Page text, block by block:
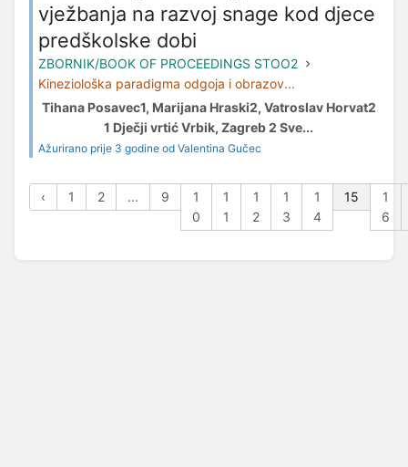
vježbanja na razvoj snage kod djece
predškolske dobi
ZBORNIK/BOOK OF PROCEEDINGS STOO2
Kineziološka paradigma odgoja i obrazov...
Tihana Posavec1, Marijana Hraski2, Vatroslav Horvat2
1 Dječji vrtić Vrbik, Zagreb 2 Sve...
Ažurirano prije 3 godine od Valentina Gučec
‹ 1 2 ... 9
1
0
1
1
1
2
1
3
1
4
15
1
6